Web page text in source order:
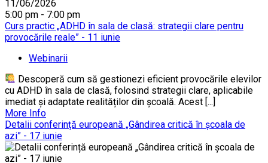
11/06/2026
5:00 pm - 7:00 pm
Curs practic „ADHD în sala de clasă: strategii clare pentru
provocările reale” - 11 iunie
Webinarii
Descoperă cum să gestionezi eficient provocările elevilor
cu ADHD în sala de clasă, folosind strategii clare, aplicabile
imediat și adaptate realităților din școală. Acest [...]
More Info
Detalii conferință europeană „Gândirea critică în școala de
azi” - 17 iunie